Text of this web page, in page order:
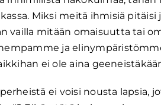
Miksi meitä ihmisiä
vailla mitään omaisuutta tai
ja
ei ole aina
ei voisi nousta lapsia,